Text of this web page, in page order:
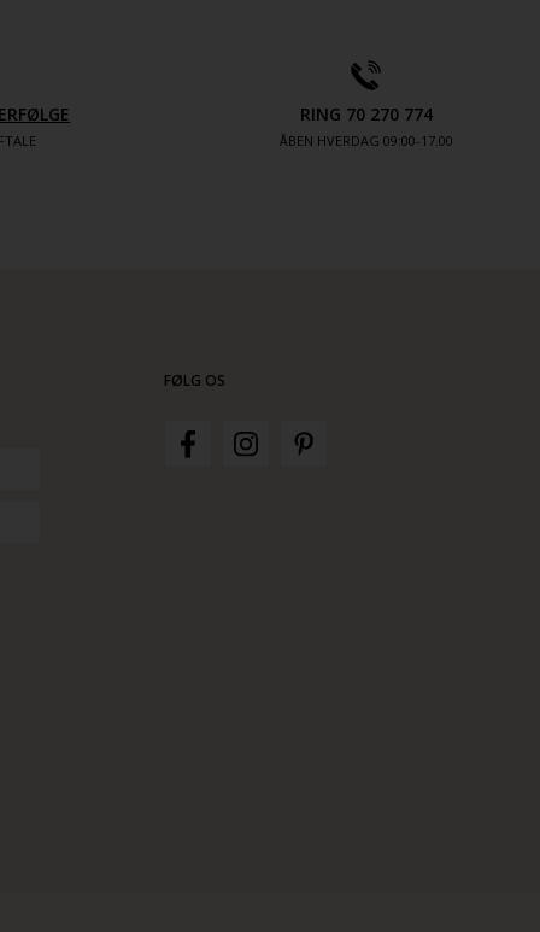
RING 70 270 774
ÅBEN HVERDAG 09:00-17.00
FØLG OS